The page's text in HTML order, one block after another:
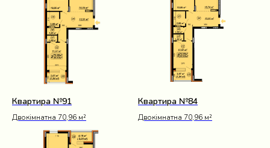
Квартира №91
Двокімнатна 70,96 м²
Квартира №84
Двокімнатна 70,96 м²